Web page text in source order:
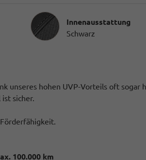
InnenausstattungInnenausstattung
Schwarz
unseres hohen UVP-Vorteils oft sogar
sicher.
100.000 km